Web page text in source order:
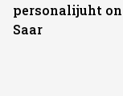
personalijuht
Saar